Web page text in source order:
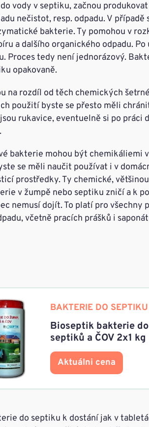
vody v septiku, začnou
nečistot, resp. odpadu. V případě
bakterie. Ty pomohou v
a dalšího organického odpadu. Po
Proces tedy není jednorázový.
opakovaně.
na rozdíl od těch chemických
použití byste se přesto měli
rukavice, eventuelně si po práci
bakterie mohou být chemikáliemi
se měli naučit používat i v
prostředky. Ty chemické,
v žumpě nebo septiku zničí a k
nemusí dojít. To platí pro všechny
včetně pracích prášků i
BAKTERIE DO SEPTIKU
Bioseptik bakterie
septiků a ČOV 2x1 kg
Aktuálni cena
do septiku k dostání jak v